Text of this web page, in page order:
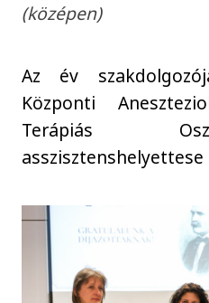
(középen)
Az év
Központi
Terápiás